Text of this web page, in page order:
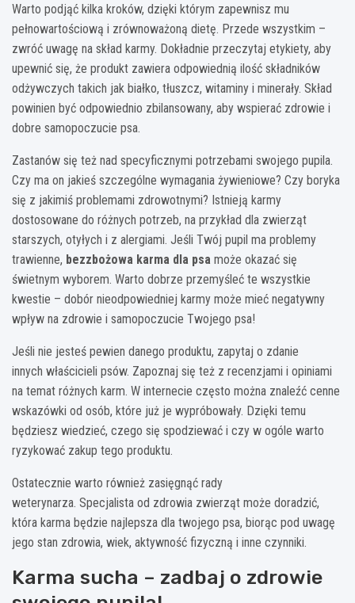
Warto podjąć kilka kroków, dzięki którym zapewnisz mu
pełnowartościową i zrównoważoną dietę. Przede wszystkim –
zwróć uwagę na skład karmy. Dokładnie przeczytaj etykiety, aby
upewnić się, że produkt zawiera odpowiednią ilość składników
odżywczych takich jak białko, tłuszcz, witaminy i minerały. Skład
powinien być odpowiednio zbilansowany, aby wspierać zdrowie i
dobre samopoczucie psa.
Zastanów się też nad specyficznymi potrzebami swojego pupila.
Czy ma on jakieś szczególne wymagania żywieniowe? Czy boryka
się z jakimiś problemami zdrowotnymi? Istnieją karmy
dostosowane do różnych potrzeb, na przykład dla zwierząt
starszych, otyłych i z alergiami. Jeśli Twój pupil ma problemy
trawienne, bezzbożowa karma dla psa może okazać się
świetnym wyborem. Warto dobrze przemyśleć te wszystkie
kwestie – dobór nieodpowiedniej karmy może mieć negatywny
wpływ na zdrowie i samopoczucie Twojego psa!
Jeśli nie jesteś pewien danego produktu, zapytaj o zdanie
innych właścicieli psów. Zapoznaj się też z recenzjami i opiniami
na temat różnych karm. W internecie często można znaleźć cenne
wskazówki od osób, które już je wypróbowały. Dzięki temu
będziesz wiedzieć, czego się spodziewać i czy w ogóle warto
ryzykować zakup tego produktu.
Ostatecznie warto również zasięgnąć rady
weterynarza. Specjalista od zdrowia zwierząt może doradzić,
która karma będzie najlepsza dla twojego psa, biorąc pod uwagę
jego stan zdrowia, wiek, aktywność fizyczną i inne czynniki.
Karma sucha – zadbaj o zdrowie